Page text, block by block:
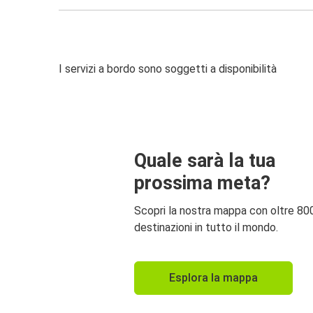
I servizi a bordo sono soggetti a disponibilità
Quale sarà la tua
prossima meta?
Scopri la nostra mappa con oltre
destinazioni in tutto il mondo.
Esplora la mappa